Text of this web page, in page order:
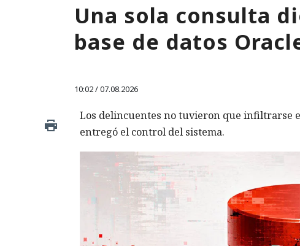
Una sola consulta
base de datos
10:02 / 07.08.2026
Los delincuentes no tuvieron que infiltrarse
entregó el control del sistema.